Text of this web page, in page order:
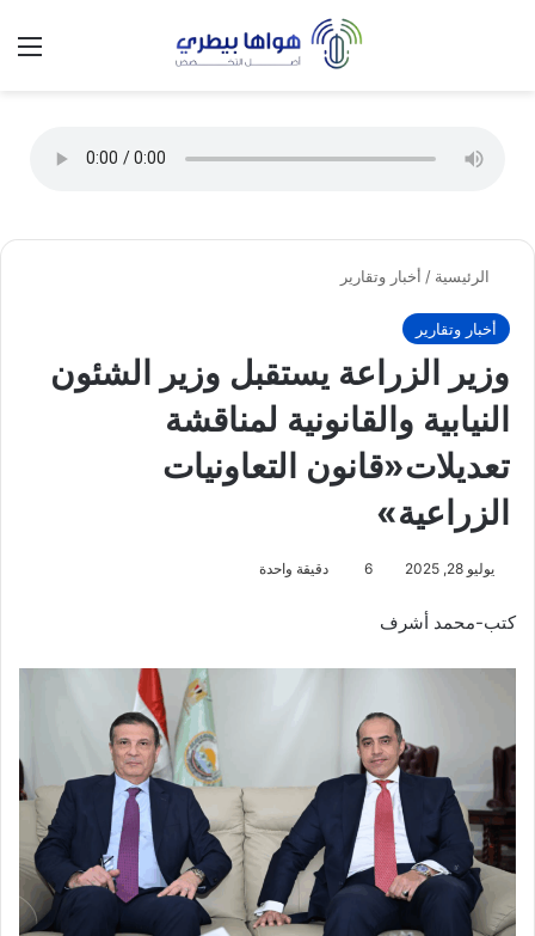
الوضع
الرئيسية / أخبار وتقارير
أخبار وتقارير
وزير الزراعة يستقبل وزير الشئون
النيابية والقانونية لمناقشة
تعديلات«قانون التعاونيات
الزراعية»
يوليو 28, 2025 6 دقيقة واحدة
كتب-محمد أشرف